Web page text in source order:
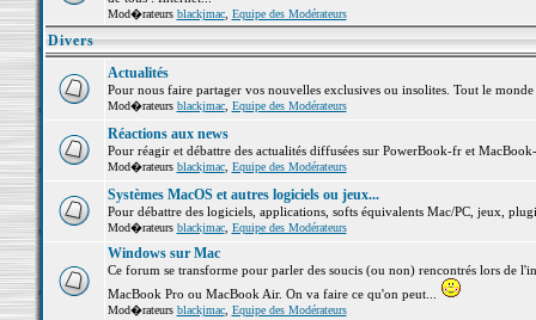
Mod�rateurs blackjmac, Equipe des Modérateurs
Divers
Actualités
Pour nous faire partager vos nouvelles exclusives ou insolites. Tout le
Mod�rateurs blackjmac, Equipe des Modérateurs
Réactions aux news
Pour réagir et débattre des actualités diffusées sur PowerBook-fr et
Mod�rateurs blackjmac, Equipe des Modérateurs
Systèmes MacOS et autres logiciels ou jeux...
Pour débattre des logiciels, applications, softs équivalents Mac/PC, jeux,
Mod�rateurs blackjmac, Equipe des Modérateurs
Windows sur Mac
Ce forum se transforme pour parler des soucis (ou non) rencontrés lors de
MacBook Pro ou MacBook Air. On va faire ce qu'on peut...
Mod�rateurs blackjmac, Equipe des Modérateurs